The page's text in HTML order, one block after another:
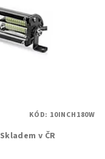
Skladem v ČR
KÓD: 10INCH180W